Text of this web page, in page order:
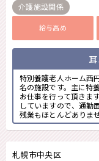
介護施設関係
給与高め
特別養護老人ホーム西
名の施設です。主に特
お仕事を行って頂きま
していますので、通勤
残業もほとんどありま
札幌市中央区